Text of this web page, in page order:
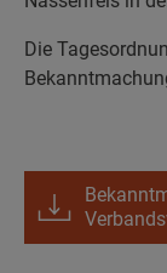
Die